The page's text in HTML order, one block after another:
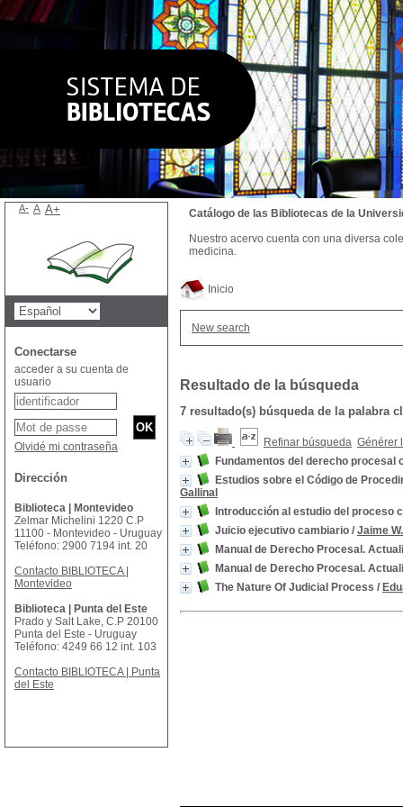
Inicio
New search
Resultado de la búsqueda
7 resultado(s) búsqueda de la palabra
Refinar búsqueda Générer
Fundamentos del derecho procesal
Estudios sobre el Código de
Gallinal
Introducción al estudio del proceso
Juicio ejecutivo cambiario / Jaime
Manual de Derecho Procesal.
Manual de Derecho Procesal.
The Nature Of Judicial Process /
Catálogo de las Bibliotecas de la
Nuestro acervo cuenta con una diversa
medicina.
A- A A+
Conectarse
acceder a su cuenta de
usuario
Olvidé mi contraseña
Dirección
Biblioteca | Montevideo
Zelmar Michelini 1220 C.P
11100 - Montevideo - Uruguay
Teléfono: 2900 7194 int. 20
Contacto BIBLIOTECA |
Montevideo
Biblioteca | Punta del Este
Prado y Salt Lake, C.P 20100
Punta del Este - Uruguay
Teléfono: 4249 66 12 int. 103
Contacto BIBLIOTECA | Punta
del Este